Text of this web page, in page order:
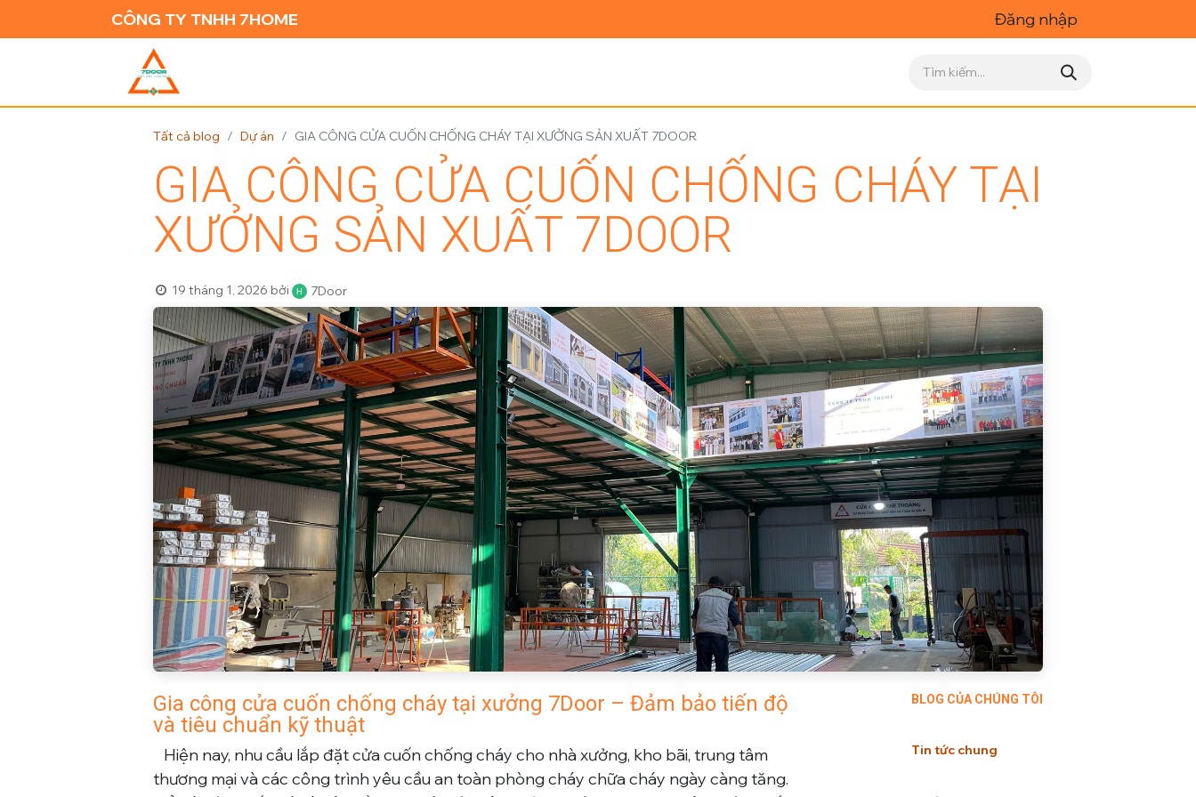
CÔNG TY TNHH 7HOME Đăng nhập
Tất cả blog Dự án GIA CÔNG CỬA CUỐN CHỐNG CHÁY TẠI XƯỞNG SẢN XUẤT 7DOOR
GIA CÔNG CỬA CUỐN CHỐNG CHÁY TẠI
XƯỞNG SẢN XUẤT 7DOOR
19 tháng 1, 2026 bởi 7Door
Gia công cửa cuốn chống cháy tại xưởng 7Door – Đảm bảo tiến độ
và tiêu chuẩn kỹ thuật
​Hiện nay, nhu cầu lắp đặtcửa cuốn chống cháy cho nhà xưởng, kho bãi, trung tâm
thương mại và các công trình yêu cầu an toàn phòng cháy chữa cháy ngày càng tăng.
BLOG CỦA CHÚNG TÔI
Tin tức chung